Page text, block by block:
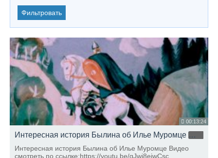
Фильтровать
00:13:24
Интересная история Былина об Илье МуромцеHD
Интересная история Былина об Илье Муромце Видео
смотреть по ссылке:https://youtu.be/gJwi8ejwCsc